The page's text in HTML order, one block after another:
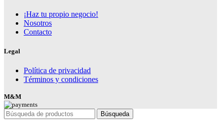
¡Haz tu propio negocio!
Nosotros
Contacto
Legal
Política de privacidad
Términos y condiciones
M&M
Búsqueda